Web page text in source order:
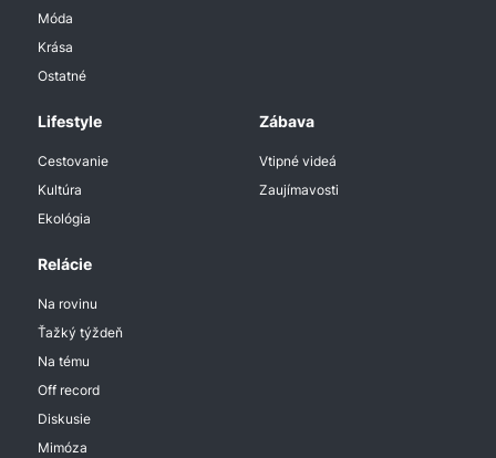
Móda
Krása
Ostatné
Lifestyle
Cestovanie
Kultúra
Ekológia
Zábava
Vtipné videá
Zaujímavosti
Relácie
Na rovinu
Ťažký týždeň
Na tému
Off record
Diskusie
Mimóza